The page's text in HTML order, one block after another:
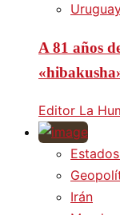
A 81 años
Editor La
Irán